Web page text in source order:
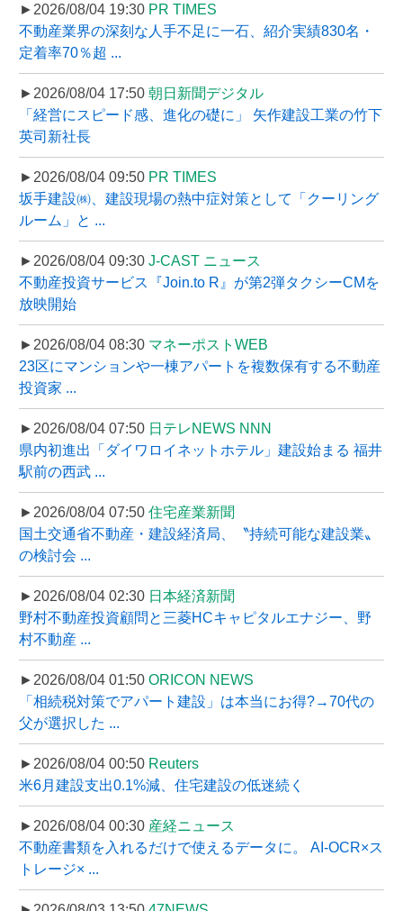
►2026/08/04 19:30 PR TIMES
不動産業界の深刻な人手不足に一石、紹介実績830名・
定着率70％超 ...
►2026/08/04 17:50 朝日新聞デジタル
「経営にスピード感、進化の礎に」 矢作建設工業の竹下
英司新社長
►2026/08/04 09:50 PR TIMES
坂手建設㈱、建設現場の熱中症対策として「クーリング
ルーム」と ...
►2026/08/04 09:30 J-CAST ニュース
不動産投資サービス『Join.to R』が第2弾タクシーCMを
放映開始
►2026/08/04 08:30 マネーポストWEB
23区にマンションや一棟アパートを複数保有する不動産
投資家 ...
►2026/08/04 07:50 日テレNEWS NNN
県内初進出「ダイワロイネットホテル」建設始まる 福井
駅前の西武 ...
►2026/08/04 07:50 住宅産業新聞
国土交通省不動産・建設経済局、〝持続可能な建設業〟
の検討会 ...
►2026/08/04 02:30 日本経済新聞
野村不動産投資顧問と三菱HCキャピタルエナジー、野
村不動産 ...
►2026/08/04 01:50 ORICON NEWS
「相続税対策でアパート建設」は本当にお得?→70代の
父が選択した ...
►2026/08/04 00:50 Reuters
米6月建設支出0.1%減、住宅建設の低迷続く
►2026/08/04 00:30 産経ニュース
不動産書類を入れるだけで使えるデータに。 AI-OCR×ス
トレージ× ...